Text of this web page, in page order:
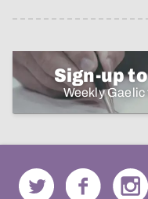
Sign-up
Weekly Gaelic